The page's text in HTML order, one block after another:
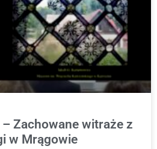
Zachowane witraże z
w Mrągowie